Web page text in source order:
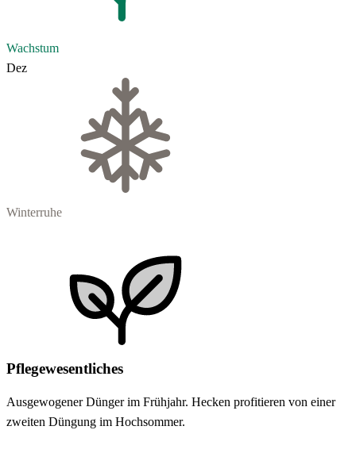
Wachstum
Dez
Winterruhe
Pflegewesentliches
Ausgewogener Dünger im Frühjahr. Hecken profitieren von einer
zweiten Düngung im Hochsommer.